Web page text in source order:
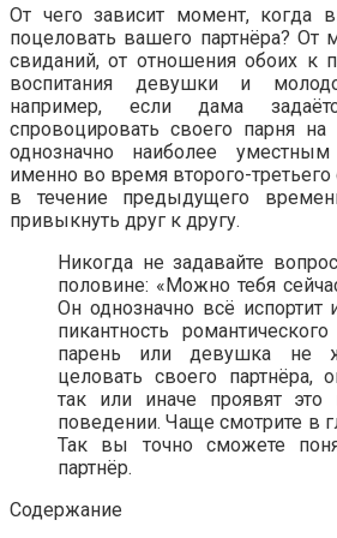
От чего зависит момент, когда
поцеловать вашего партнёра? От
свиданий, от отношения обоих к
воспитания девушки и
например, если дама
спровоцировать своего парня
однозначно наиболее
именно во время второго-
в течение предыдущего
привыкнуть друг к другу.
Никогда не задавайте
половине: «Можно тебя
Он однозначно всё испортит
пикантность
парень или девушка не
целовать своего партнёра,
так или иначе проявят это
поведении. Чаще смотрите в
Так вы точно сможете
партнёр.
Содержание